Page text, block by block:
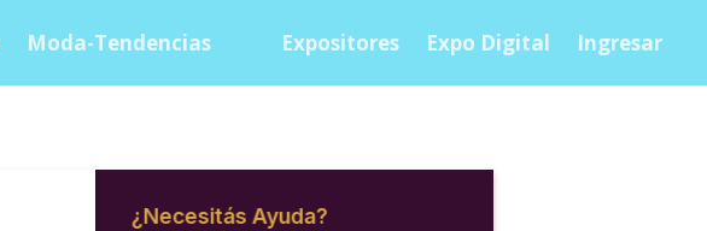
Moda-Tendencias Expositores Expo Digital Ingresar
¿Necesitás Ayuda?